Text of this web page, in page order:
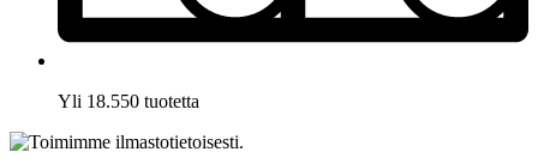
Yli 18.550 tuotetta